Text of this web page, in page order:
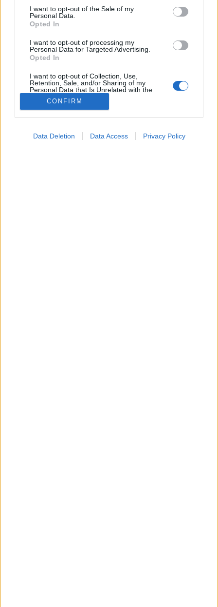
consent section.
I want to opt-out of the Sale of my
Personal Data.
Opted In
I want to opt-out of processing my
Personal Data for Targeted Advertising.
Opted In
I want to opt-out of Collection, Use,
Retention, Sale, and/or Sharing of my
Personal Data that Is Unrelated with the
Purposes for which it was collected.
Opted Out
CONFIRM
Data Deletion Data Access Privacy Policy